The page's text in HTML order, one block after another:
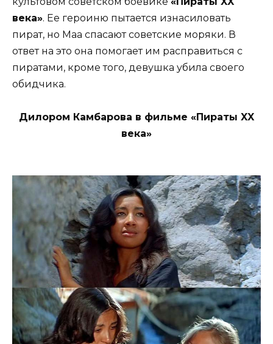
века». Ее героиню пытается изнасиловать
пират, но Маа спасают советские моряки. В
ответ на это она помогает им расправиться с
пиратами, кроме того, девушка убила своего
обидчика.
Дилором Камбарова в фильме «Пираты XX
века»